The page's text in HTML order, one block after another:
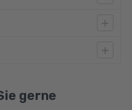
und PC - Computer
Schritte
Vorkenntnisse oder
zu können,
vorab ein persönliches
gerne